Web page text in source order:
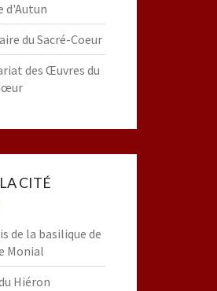
d'Autun
du Sacré-Coeur
des Œuvres du
CITÉ
de la basilique de
Monial
Hiéron